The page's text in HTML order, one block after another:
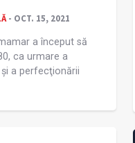
- OCT. 15, 2021
a început să
ca urmare a
a perfecţionării